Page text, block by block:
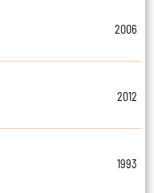
2006
2012
1993